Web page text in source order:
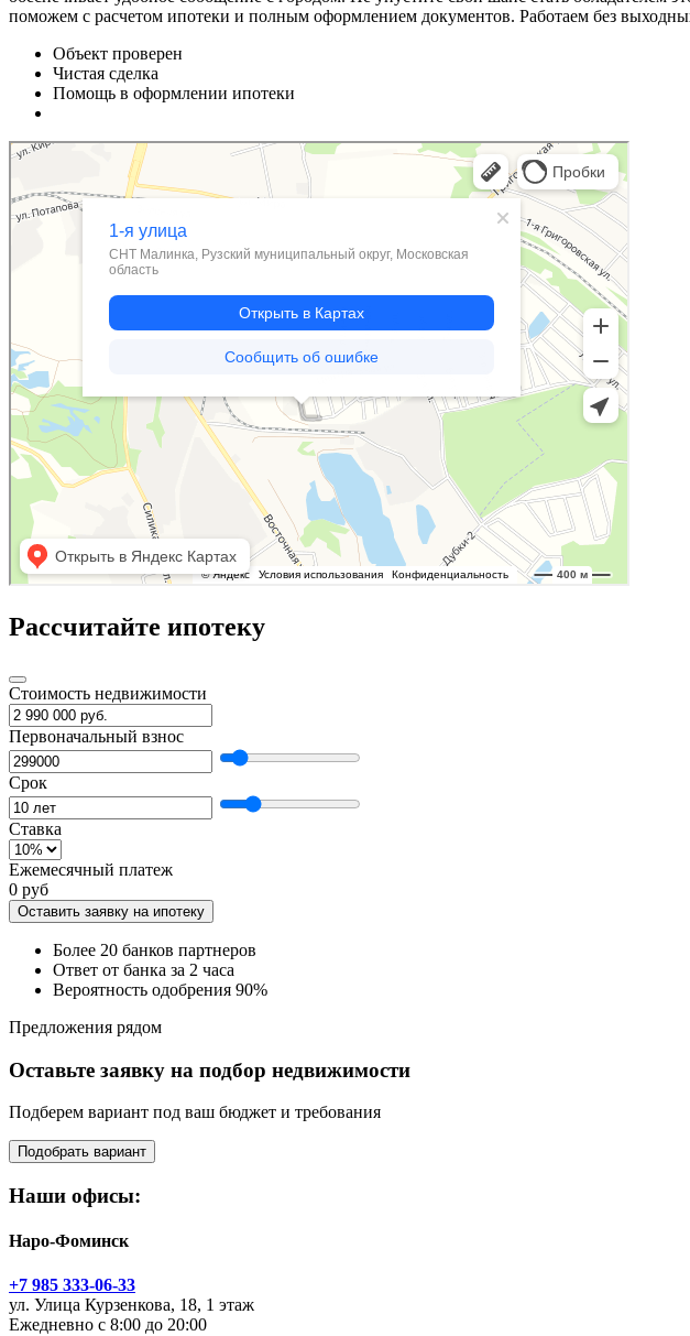
поможем с расчетом ипотеки и полным оформлением документов. Работаем без
Объект проверен
Чистая сделка
Помощь в оформлении ипотеки
Рассчитайте ипотеку
Стоимость недвижимости
Первоначальный взнос
Срок
Ставка
Ежемесячный платеж
0 руб
Оставить заявку на ипотеку
Более 20 банков партнеров
Ответ от банка за 2 часа
Вероятность одобрения 90%
Предложения рядом
Оставьте заявку на подбор недвижимости
Подберем вариант под ваш бюджет и требования
Подобрать вариант
Наши офисы:
Наро-Фоминск
+7 985 333-06-33
ул. Улица Курзенкова, 18, 1 этаж
Ежедневно с 8:00 до 20:00